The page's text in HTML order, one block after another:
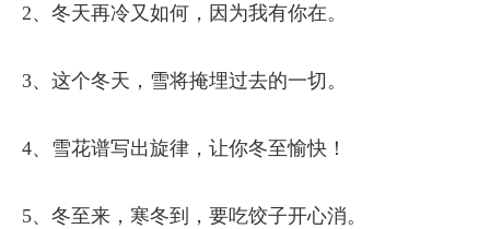
2、冬天再冷又如何，因为我有你在。
3、这个冬天，雪将掩埋过去的一切。
4、雪花谱写出旋律，让你冬至愉快！
5、冬至来，寒冬到，要吃饺子开心消。